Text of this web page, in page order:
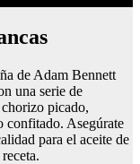
de Adam Bennett
una serie de
picado,
confitado. Asegúrate
para el aceite de